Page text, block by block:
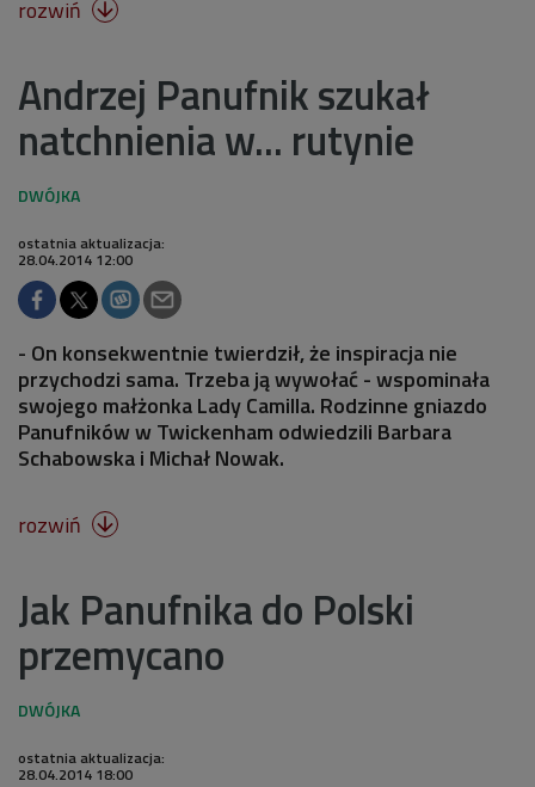
rozwiń 
Andrzej Panufnik szukał
natchnienia w... rutynie
ostatnia aktualizacja:
28.04.2014 12:00
- On konsekwentnie twierdził, że inspiracja nie
przychodzi sama. Trzeba ją wywołać - wspominała
swojego małżonka Lady Camilla. Rodzinne gniazdo
Panufników w Twickenham odwiedzili Barbara
Schabowska i Michał Nowak.
rozwiń 
Jak Panufnika do Polski
przemycano
ostatnia aktualizacja:
28.04.2014 18:00